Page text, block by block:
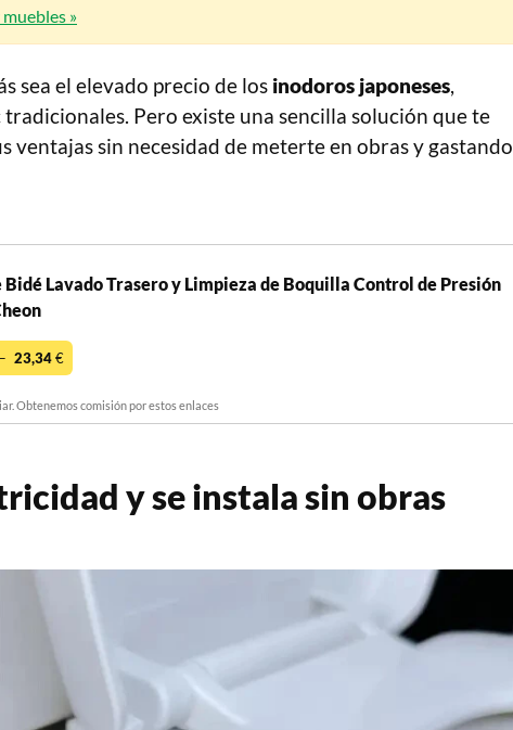
»
sea el elevado precio de los inodoros japoneses,
Pero existe una sencilla solución que te
ventajas sin necesidad de meterte en obras y gastando
Bidé Lavado Trasero y Limpieza de Boquilla Control de Presión
23,34€
Obtenemos comisión por estos enlaces
y se instala sin obras